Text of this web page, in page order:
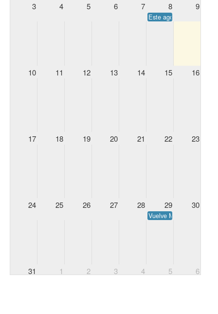
3 4 5 6 7 8 9
Este agosto ven a los
10 11 12 13 14 15 16
17 18 19 20 21 22 23
24 25 26 27 28 29 30
Vuelve Mayte Flores,
31 1 2 3 4 5 6